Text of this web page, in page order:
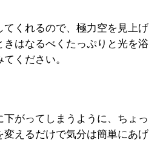
てくれるので、極力空を見上げ
きはなるべくたっぷりと光を浴
ください。
がってしまうように、ちょっ
変えるだけで気分は簡単にあげ